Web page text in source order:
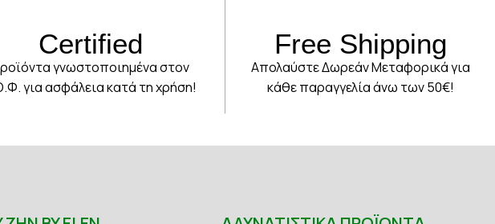
Certified
γνωστοποιημένα στον
για ασφάλεια κατά τη χρήση!
Free Shipping
Απολαύστε Δωρεάν Μεταφορικά για
κάθε παραγγελία άνω των 50€!